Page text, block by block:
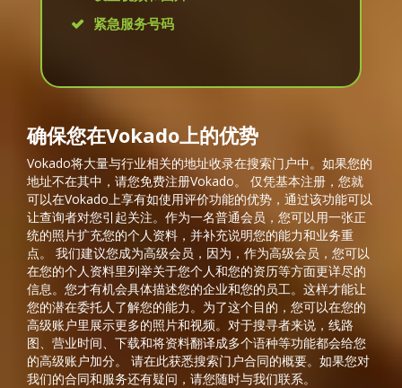
紧急服务号码
确保您在Vokado上的优势
Vokado将大量与行业相关的地址收录在搜索门户中。如果您的
地址不在其中，请您免费注册Vokado。 仅凭基本注册，您就
可以在Vokado上享有如使用评价功能的优势，通过该功能可以
让查询者对您引起关注。作为一名普通会员，您可以用一张正
统的照片扩充您的个人资料，并补充说明您的能力和业务重
点。 我们建议您成为高级会员，因为，作为高级会员，您可以
在您的个人资料里列举关于您个人和您的资历等方面更详尽的
信息。您才有机会具体描述您的企业和您的员工。这样才能让
您的潜在委托人了解您的能力。为了这个目的，您可以在您的
高级账户里展示更多的照片和视频。对于搜寻者来说，线路
图、营业时间、下载和将资料翻译成多个语种等功能都会给您
的高级账户加分。 请在此获悉搜索门户合同的概要。如果您对
我们的合同和服务还有疑问，请您随时与我们联系。